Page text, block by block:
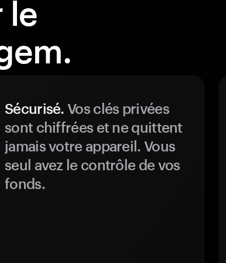
le
Sécurisé. Vos clés privées
sont chiffrées et ne quittent
jamais votre appareil. Vous
seul avez le contrôle de vos
fonds.